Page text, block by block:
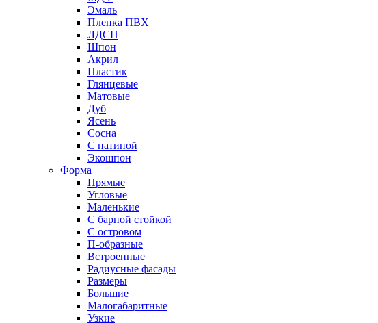
Эмаль
Пленка ПВХ
ЛДСП
Шпон
Акрил
Пластик
Глянцевые
Матовые
Дуб
Ясень
Сосна
С патиной
Экошпон
Форма
Прямые
Угловые
Маленькие
С барной стойкой
С островом
П-образные
Встроенные
Радиусные фасады
Размеры
Большие
Малогабаритные
Узкие